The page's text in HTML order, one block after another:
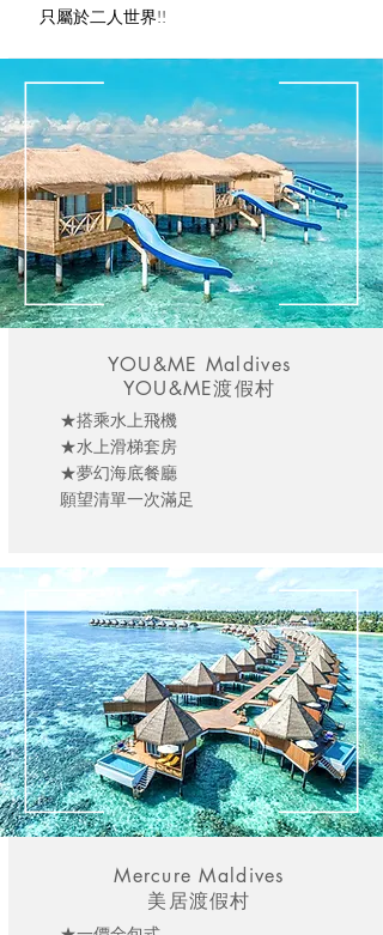
只屬於二人世界!!
YOU&ME Maldives
YOU&ME渡假村
★搭乘水上飛機
★水上滑梯套房
★夢幻海底餐廳
願望清單一次滿足
Mercure Maldives
美居渡假村